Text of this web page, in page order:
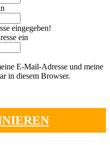
eingegeben!
ein
E-Mail-Adresse und meine
in diesem Browser.